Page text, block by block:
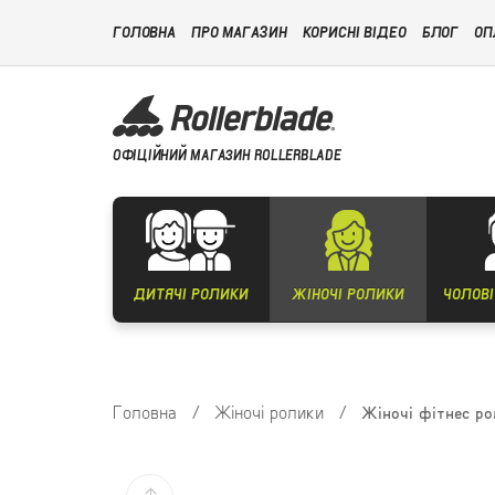
ГОЛОВНА ПРО МАГАЗИН КОРИСНІ ВІДЕО БЛОГ
ОФІЦІЙНИЙ МАГАЗИН ROLLERBLADE
ДИТЯЧІ РОЛИКИ ЖІНОЧІ РОЛИКИ
Головна / Жіночі ролики / Жіночі фітнес